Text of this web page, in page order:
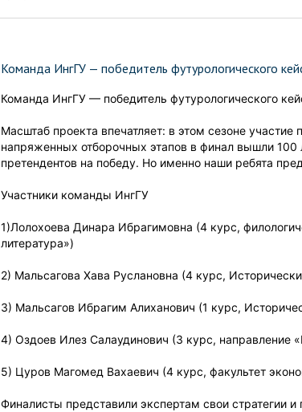
Команда ИнгГУ — победитель футурологического
Команда ИнгГУ — победитель футурологического
Масштаб проекта впечатляет: в этом сезоне
напряженных отборочных этапов в финал вышли
претендентов на победу. Но именно наши ребята
Участники команды ИнгГУ
1)Лолохоева Динара Ибрагимовна (4 курс,
литература»)
2) Мальсагова Хава Руслановна (4 курс,
3) Мальсагов Ибрагим Алиханович (1 курс,
4) Оздоев Илез Салаудинович (3 курс, направление
5) Цуров Магомед Вахаевич (4 курс, факультет
Финалисты представили экспертам свои